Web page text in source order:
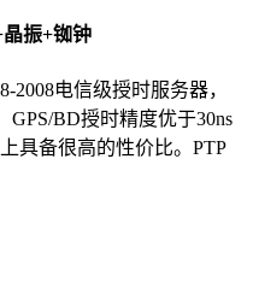
振+铷钟
2008电信级授时服务器，
BD授时精度优于30ns
具备很高的性价比。PTP